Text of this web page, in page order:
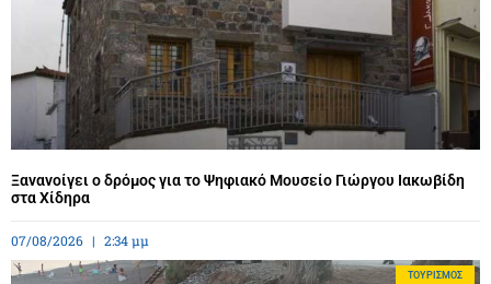
Ξανανοίγει ο δρόμος για το Ψηφιακό Μουσείο Γιώργου Ιακωβίδη
στα Χίδηρα
07/08/2026 2:34 μμ
ΤΟΥΡΙΣΜΌΣ